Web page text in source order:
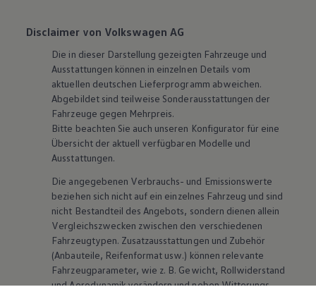
Disclaimer von Volkswagen AG
Die in dieser Darstellung gezeigten Fahrzeuge und
Ausstattungen können in einzelnen Details vom
aktuellen deutschen Lieferprogramm abweichen.
Abgebildet sind teilweise Sonderausstattungen der
Fahrzeuge gegen Mehrpreis.
Bitte beachten Sie auch unseren Konfigurator für eine
Übersicht der aktuell verfügbaren Modelle und
Ausstattungen.
Die angegebenen Verbrauchs- und Emissionswerte
beziehen sich nicht auf ein einzelnes Fahrzeug und sind
nicht Bestandteil des Angebots, sondern dienen allein
Vergleichszwecken zwischen den verschiedenen
Fahrzeugtypen. Zusatzausstattungen und Zubehör
(Anbauteile, Reifenformat usw.) können relevante
Fahrzeugparameter, wie z. B. Gewicht, Rollwiderstand